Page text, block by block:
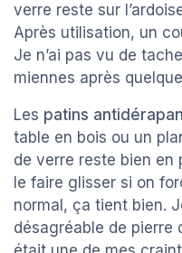
verre reste sur
Après utilisation, un
Je n’ai pas vu de
miennes après
Les patins
table en bois ou un
de verre reste bien en
le faire glisser si on
normal, ça tient bien.
désagréable de pierre